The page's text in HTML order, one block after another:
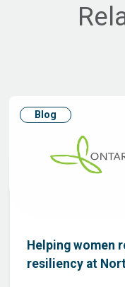
Blog
Helping women
resiliency at